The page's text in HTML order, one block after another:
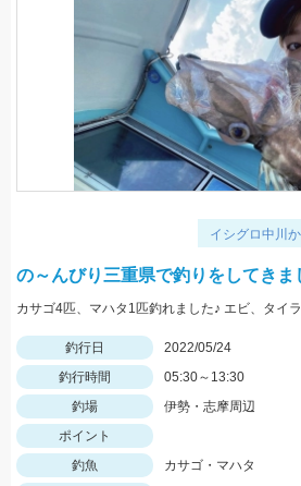
イシグロ中川
の～んびり三重県で釣りをしてき
カサゴ4匹、マハタ1匹釣れました♪ エビ、タイ
釣行日
2022/05/24
釣行時間
05:30～13:30
釣場
伊勢・志摩周辺
ポイント
釣魚
カサゴ・マハタ